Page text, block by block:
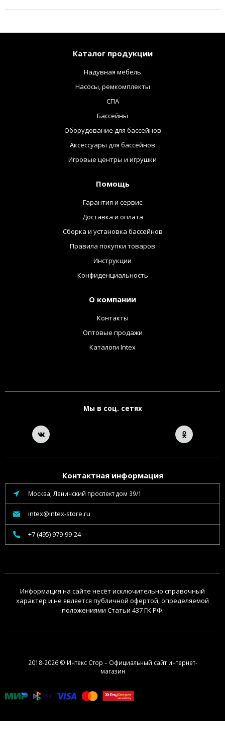
Каталог продукции
Надувная мебель
Насосы, ремкомплекты
СПА
Бассейны
Оборудование для бассейнов
Аксессуары для бассейнов
Игровые центры и игрушки
Помощь
Гарантия и сервис
Доставка и оплата
Сборка и установка бассейнов
Правила покупки товаров
Инструкции
Конфиденциальность
О компании
Контакты
Оптовые продажи
Каталоги Intex
Мы в соц. сетях
Контактная информация
Москва, Ленинский проспект дом 39/1
intex@intex-store.ru
+7 (495) 979-99-24
Информация на сайте несёт исключительно справочный
характер и не является публичной офертой, определяемой
положениями Статьи 437 ГК РФ.
2018-2026 © Интекс Стор – Официальный сайт интернет-
магазин